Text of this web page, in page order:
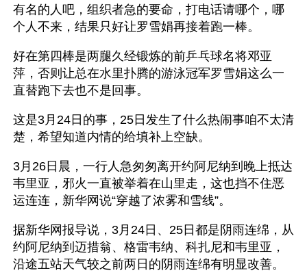
有名的人吧，组织者急的要命，打电话请哪个，哪
个人不来，结果只好让罗雪娟再接着跑一棒。
好在第四棒是两腿久经锻炼的前乒乓球名将邓亚
萍，否则让总在水里扑腾的游泳冠军罗雪娟这么一
直替跑下去也不是回事。
这是3月24日的事，25日发生了什么热闹事咱不太清
楚，希望知道内情的给填补上空缺。
3月26日晨，一行人急匆匆离开约阿尼纳到晚上抵达
韦里亚，邪火一直被举着在山里走，这也挡不住恶
运连连，新华网说“穿越了浓雾和雪线”。
据新华网报导说，3月24日、25日都是阴雨连绵，从
约阿尼纳到迈措翁、格雷韦纳、科扎尼和韦里亚，
沿途五站天气较之前两日的阴雨连绵有明显改善。